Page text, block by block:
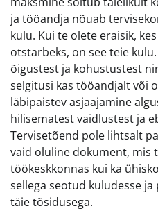
ja tööandja nõuab
kulu. Kui te olete eraisik,
otstarbeks, on see teie
õigustest ja kohustustest
selgitusi kas tööandjalt või
läbipaistev asjaajamine
hilisematest vaidlustest ja
Tervisetõend pole lihtsalt
vaid oluline dokument, mis
töökeskkonnas kui ka
sellega seotud kuludesse
täie tõsidusega.